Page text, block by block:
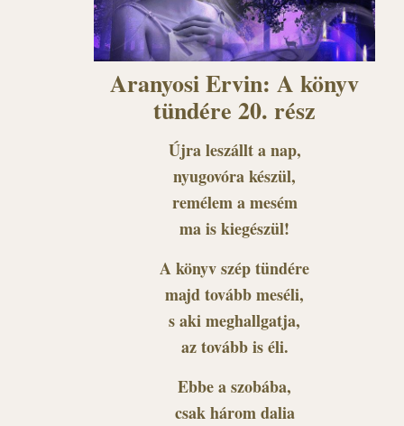
Aranyosi Ervin: A könyv
tündére 20. rész
Újra leszállt a nap,
nyugovóra készül,
remélem a mesém
ma is kiegészül!
A könyv szép tündére
majd tovább meséli,
s aki meghallgatja,
az tovább is éli.
Ebbe a szobába,
csak három dalia